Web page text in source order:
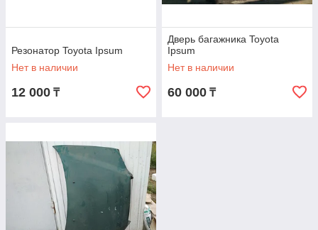
Резонатор Toyota Ipsum
Нет в наличии
12 000 ₸
Дверь багажника Toyota
Ipsum
Нет в наличии
60 000 ₸